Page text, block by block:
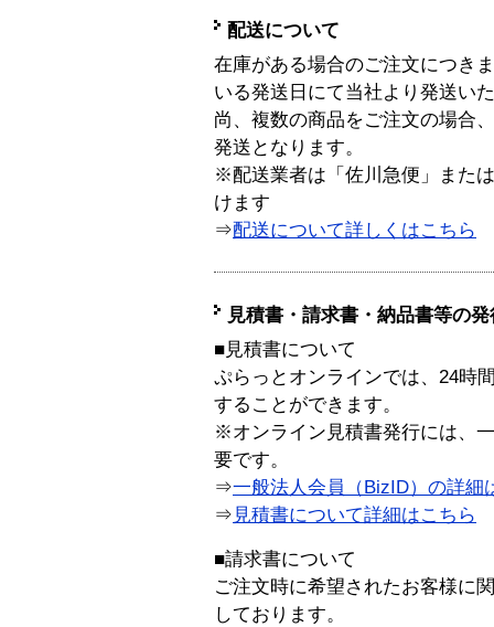
配送について
在庫がある場合のご注文につき
いる発送日にて当社より発送い
尚、複数の商品をご注文の場合
発送となります。
※配送業者は「佐川急便」また
けます
⇒配送について詳しくはこちら
見積書・請求書・納品書等の
■見積書について
ぷらっとオンラインでは、24時
することができます。
※オンライン見積書発行には、
要です。
⇒一般法人会員（BizID）の詳細
⇒ 見積書について詳細はこちら
■請求書について
ご注文時に希望されたお客様に
しております。